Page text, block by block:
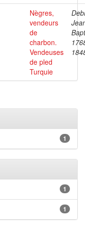
Nègres,
vendeurs
de
charbon.
Vendeuses
de pled
Turquie
1
1
1